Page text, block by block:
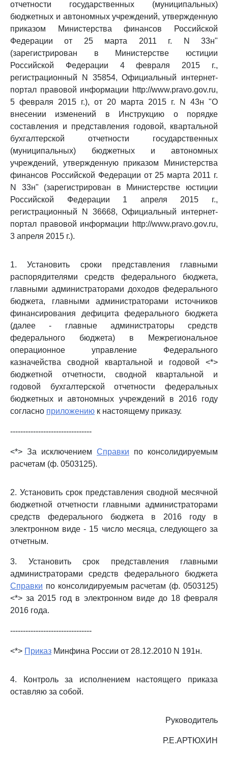
отчетности государственных (муниципальных)
бюджетных и автономных учреждений, утвержденную
приказом Министерства финансов Российской
Федерации от 25 марта 2011 г. N 33н"
(зарегистрирован в Министерстве юстиции
Российской Федерации 4 февраля 2015 г.,
регистрационный N 35854, Официальный интернет-
портал правовой информации http://www.pravo.gov.ru,
5 февраля 2015 г.), от 20 марта 2015 г. N 43н "О
внесении изменений в Инструкцию о порядке
составления и представления годовой, квартальной
бухгалтерской отчетности государственных
(муниципальных) бюджетных и автономных
учреждений, утвержденную приказом Министерства
финансов Российской Федерации от 25 марта 2011 г.
N 33н" (зарегистрирован в Министерстве юстиции
Российской Федерации 1 апреля 2015 г.,
регистрационный N 36668, Официальный интернет-
портал правовой информации http://www.pravo.gov.ru,
3 апреля 2015 г.).
1. Установить сроки представления главными
распорядителями средств федерального бюджета,
главными администраторами доходов федерального
бюджета, главными администраторами источников
финансирования дефицита федерального бюджета
(далее - главные администраторы средств
федерального бюджета) в Межрегиональное
операционное управление Федерального
казначейства сводной квартальной и годовой <*>
бюджетной отчетности, сводной квартальной и
годовой бухгалтерской отчетности федеральных
бюджетных и автономных учреждений в 2016 году
согласно приложению к настоящему приказу.
--------------------------------
<*> За исключением Справки по консолидируемым
расчетам (ф. 0503125).
2. Установить срок представления сводной месячной
бюджетной отчетности главными администраторами
средств федерального бюджета в 2016 году в
электронном виде - 15 число месяца, следующего за
отчетным.
3. Установить срок представления главными
администраторами средств федерального бюджета
Справки по консолидируемым расчетам (ф. 0503125)
<*> за 2015 год в электронном виде до 18 февраля
2016 года.
--------------------------------
<*> Приказ Минфина России от 28.12.2010 N 191н.
4. Контроль за исполнением настоящего приказа
оставляю за собой.
Руководитель
Р.Е.АРТЮХИН